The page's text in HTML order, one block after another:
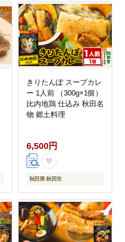
きりたんぽ スープカレ
ー 1人前 （300g×1個）
比内地鶏 仕込み 秋田名
物 郷土料理
6,500円
秋田県 秋田市